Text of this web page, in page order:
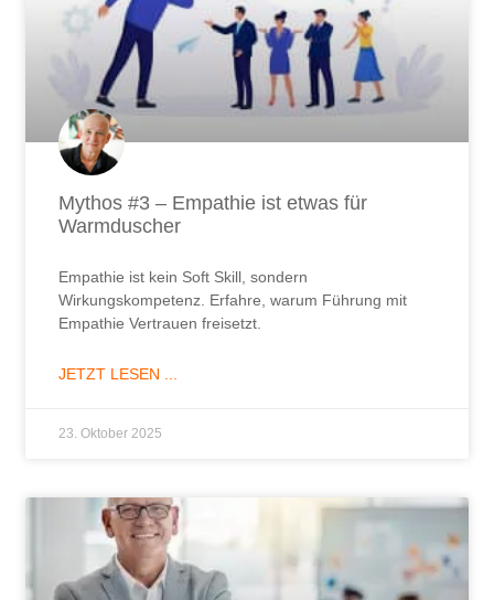
Mythos #3 – Empathie ist etwas für
Warmduscher
Empathie ist kein Soft Skill, sondern
Wirkungskompetenz. Erfahre, warum Führung mit
Empathie Vertrauen freisetzt.
JETZT LESEN ...
23. Oktober 2025